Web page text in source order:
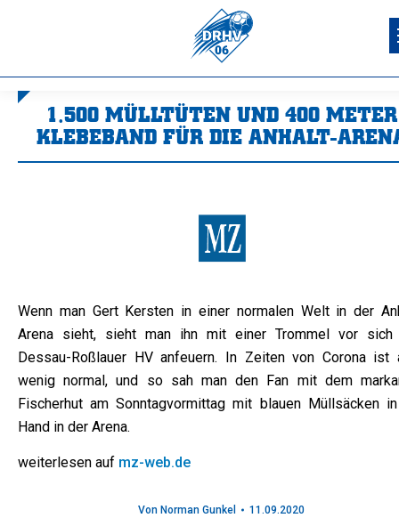
1.500 MÜLLTÜTEN UND 400 METER
KLEBEBAND FÜR DIE ANHALT-
Wenn man Gert Kersten in einer normalen Welt in der
Arena sieht, sieht man ihn mit einer Trommel vor sich
Dessau-Roßlauer HV anfeuern. In Zeiten von Corona ist
wenig normal, und so sah man den Fan mit dem
Fischerhut am Sonntagvormittag mit blauen Müllsäcken
Hand in der Arena.
weiterlesen auf mz-web.de
Von Norman Gunkel 11.09.2020